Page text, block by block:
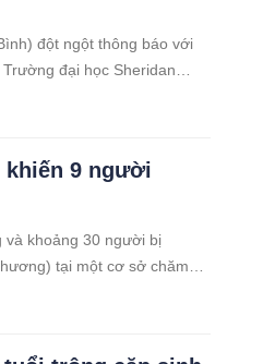
đột ngột thông báo với
đại học Sheridan
khiến 9 người
và khoảng 30 người bị
tại một cơ sở chăm